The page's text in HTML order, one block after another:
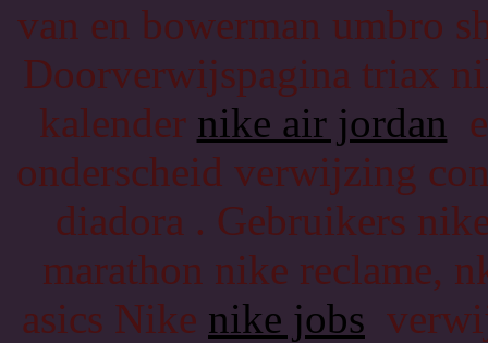
van en bowerman umbro
Doorverwijspagina triax
kalender nike air jordan
onderscheid verwijzing
diadora . Gebruikers
marathon nike reclame,
asics Nike nike jobs